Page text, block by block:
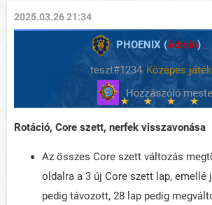
2025.03.26 21:34
PHOENIX (Admin)
teszt#1234 Közepes
Rotáció, Core szett, nerfek visszavonása
Az összes Core szett változás
oldalra a 3 új Core szett lap, emellé
pedig távozott, 28 lap pedig